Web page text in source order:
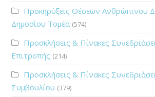
Προκηρύξεις Θέσεων Ανθρώπινου
Δημοσίου Τομέα (574)
Προσκλήσεις & Πίνακες
Επιτροπής (214)
Προσκλήσεις & Πίνακες
Συμβουλίου (379)